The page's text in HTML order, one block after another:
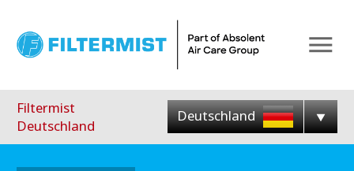
Filtermist
Deutschland
Deutschland